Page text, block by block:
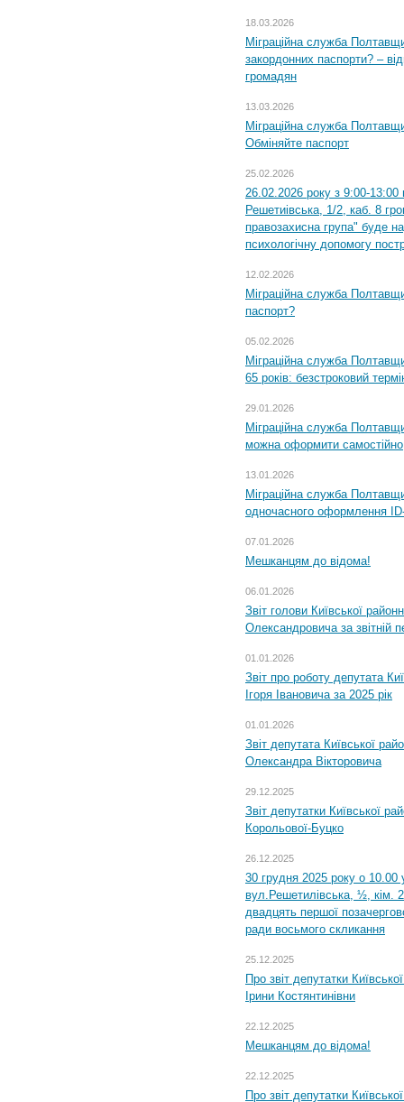
18.03.2026
Міграційна служба
закордонних паспорти? –
громадян
13.03.2026
Міграційна служба
Обміняйте паспорт
25.02.2026
26.02.2026 року з 9:00-
Решетиівська, 1/2, каб. 8
правозахисна група" буде
психологічну допомогу
12.02.2026
Міграційна служба
паспорт?
05.02.2026
Міграційна служба
65 років: безстроковий
29.01.2026
Міграційна служба
можна оформити самостійно
13.01.2026
Міграційна служба
одночасного оформлення
07.01.2026
Мешканцям до відома!
06.01.2026
Звіт голови Київської
Олександровича за звітній
01.01.2026
Звіт про роботу депутата
Ігоря Івановича за 2025 рік
01.01.2026
Звіт депутата Київської
Олександра Вікторовича
29.12.2025
Звіт депутатки Київської
Корольової-Буцко
26.12.2025
30 грудня 2025 року о 10.00
вул.Решетилівська, ½, кім.
двадцять першої
ради восьмого скликання
25.12.2025
Про звіт депутатки
Ірини Костянтинівни
22.12.2025
Мешканцям до відома!
22.12.2025
Про звіт депутатки